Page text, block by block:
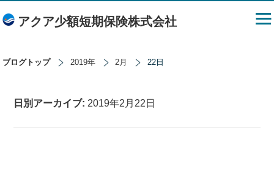
アクア少額短期保険株式会社
ブログトップ 2019年 2月 22日
日別アーカイブ: 2019年2月22日